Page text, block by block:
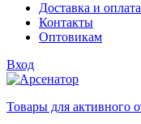
Доставка и оплата
Контакты
Оптовикам
Вход
Товары для активного